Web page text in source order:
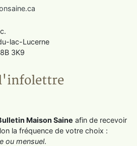
lac-Lucerne
3K9
Maison Saine afin de recevoir
la fréquence de votre choix :
ou mensuel.